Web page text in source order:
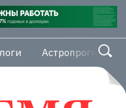
Астропрогноз